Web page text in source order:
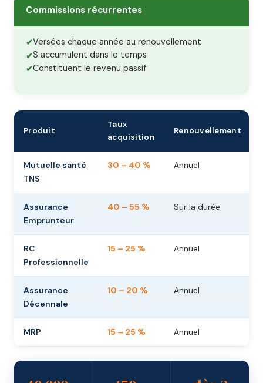
Commissions récurrentes
Versées chaque année au renouvellement
S accumulent dans le temps
Constituent le revenu passif
Produit
Taux
acquisition
Renouvellement
Mutuelle santé
TNS
30 – 40 % Annuel
Assurance
Emprunteur
40 – 55 % Sur la durée
RC
Professionnelle
15 – 25 % Annuel
Assurance
Décennale
10 – 20 % Annuel
MRP 15 – 25 % Annuel